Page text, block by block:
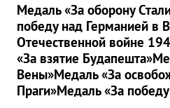
Медаль «За оборону
победу над Германией в
Отечественной войне
«За взятие Будапешта»
Вены»Медаль «За
Праги»Медаль «За